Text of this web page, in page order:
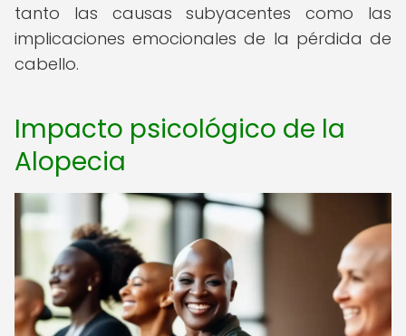
tanto las causas subyacentes como las
implicaciones emocionales de la pérdida de
cabello.
Impacto psicológico de la
Alopecia